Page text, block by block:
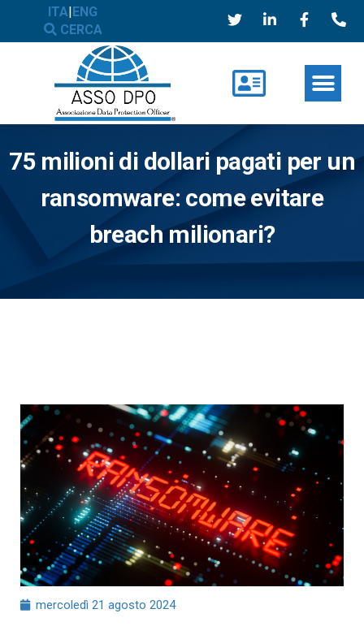
ITA|ENG
CERCA
75 milioni di dollari pagati per un
ransomware: come evitare
breach milionari?
mercoledì 21 agosto 2024